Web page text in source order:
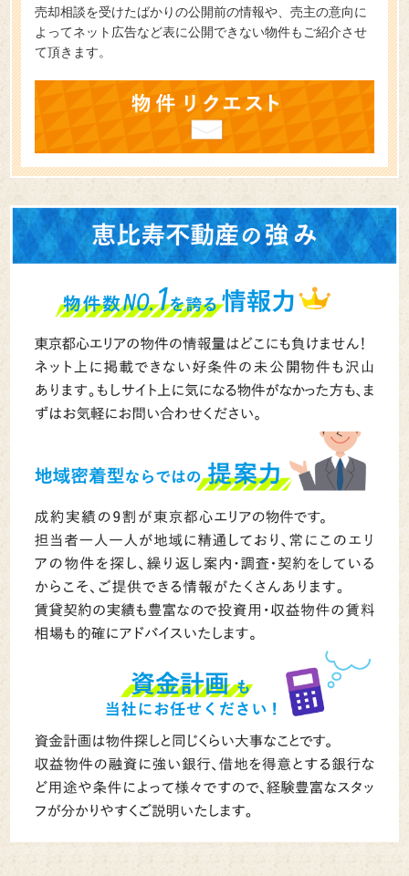
売却相談を受けたばかりの公開前の情報や、売主の意向に
よってネット広告など表に公開できない物件もご紹介させ
て頂きます。